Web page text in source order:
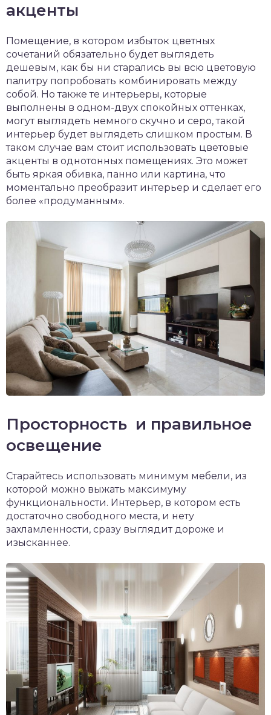
акценты
Помещение, в котором избыток цветных
сочетаний обязательно будет выглядеть
дешевым, как бы ни старались вы всю цветовую
палитру попробовать комбинировать между
собой. Но также те интерьеры, которые
выполнены в одном-двух спокойных оттенках,
могут выглядеть немного скучно и серо, такой
интерьер будет выглядеть слишком простым. В
таком случае вам стоит использовать цветовые
акценты в однотонных помещениях. Это может
быть яркая обивка, панно или картина, что
моментально преобразит интерьер и сделает его
более «продуманным».
Просторность и правильное
освещение
Старайтесь использовать минимум мебели, из
которой можно выжать максимуму
функциональности. Интерьер, в котором есть
достаточно свободного места, и нету
захламленности, сразу выглядит дороже и
изысканнее.